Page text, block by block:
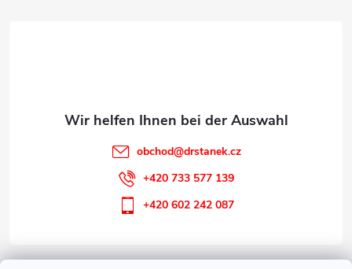
obchod@drstanek.cz
+420 733 577 139
+420 602 242 087